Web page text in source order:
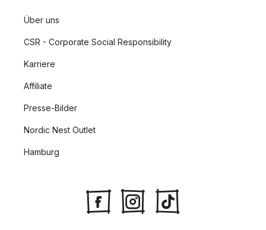
Über uns
CSR - Corporate Social Responsibility
Karriere
Affiliate
Presse-Bilder
Nordic Nest Outlet
Hamburg